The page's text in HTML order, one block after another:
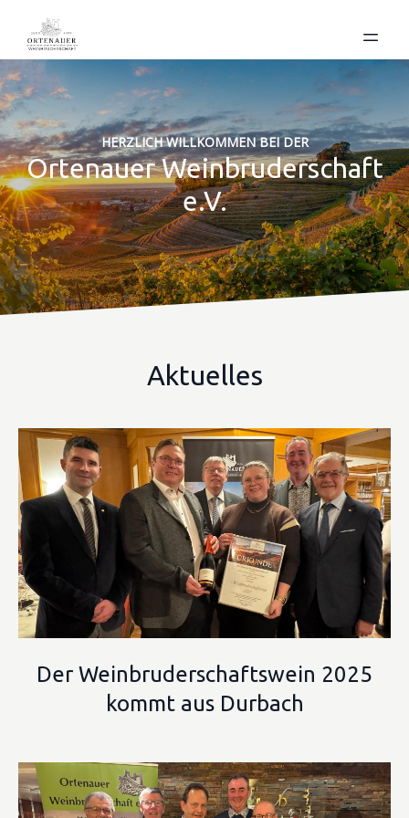
HERZLICH WILLKOMMEN BEI DER
Ortenauer Weinbruderschaft
e.V.
Aktuelles
Der Weinbruderschaftswein 2025
kommt aus Durbach